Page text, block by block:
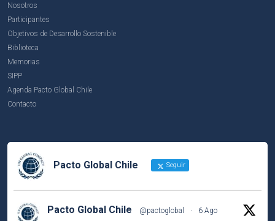
Nosotros
Participantes
Objetivos de Desarrollo Sostenible
Biblioteca
Memorias
SIPP
Agenda Pacto Global Chile
Contacto
Pacto Global Chile Seguir
Pacto Global Chile @pactoglobal · 6 Ago